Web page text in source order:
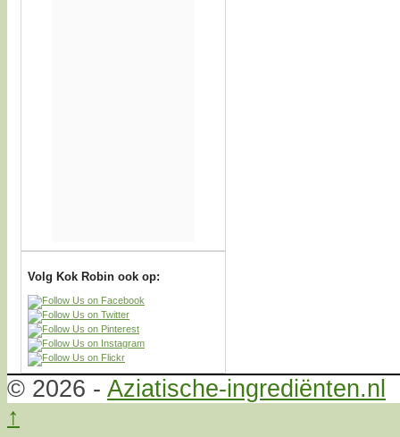
Volg Kok Robin ook op:
© 2026 - Aziatische-ingrediënten.nl
↑